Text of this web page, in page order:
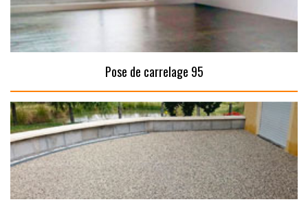
Pose de carrelage 95